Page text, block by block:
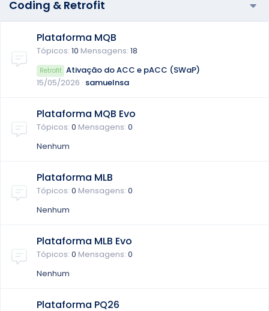
Coding & Retrofit
Plataforma MQB
Tópicos 10 Mensagens 18
Retrofit Ativação do ACC e pACC (SWaP)
15/05/2026 samuelnsa
Plataforma MQB Evo
Tópicos 0 Mensagens 0
Nenhum
Plataforma MLB
Tópicos 0 Mensagens 0
Nenhum
Plataforma MLB Evo
Tópicos 0 Mensagens 0
Nenhum
Plataforma PQ26